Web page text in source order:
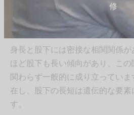
修
股下と身長の相関関
身長と股下には密接な相関関係
ほど股下も長い傾向があり、こ
関わらず一般的に成り立ってい
在し、股下の長短は遺伝的な要
す。